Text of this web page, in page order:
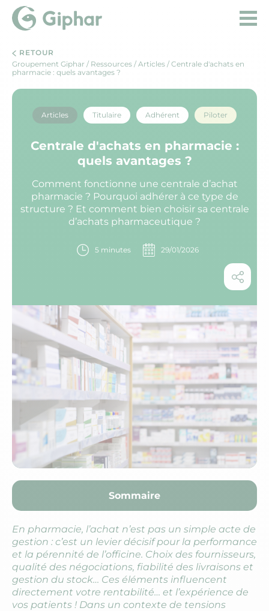
RETOUR
Groupement Giphar / Ressources / Articles / Centrale d'achats en
pharmacie : quels avantages ?
Articles Titulaire Adhérent Piloter
Centrale d'achats en pharmacie :
quels avantages ?
Comment fonctionne une centrale d’achat
pharmacie ? Pourquoi adhérer à ce type de
structure ? Et comment bien choisir sa centrale
d’achats pharmaceutique ?
5 minutes 29/01/2026
Sommaire
En pharmacie, l’achat n’est pas un simple acte de
gestion : c’est un levier décisif pour la performance
et la pérennité de l’officine. Choix des fournisseurs,
qualité des négociations, fiabilité des livraisons et
gestion du stock… Ces éléments influencent
directement votre rentabilité… et l’expérience de
vos patients ! Dans un contexte de tensions